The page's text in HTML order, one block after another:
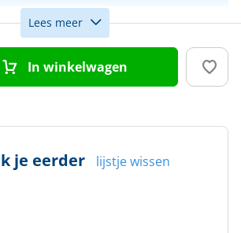
Navy
Dames
Lees meer
In winkelwagen
je eerder lijstje wissen